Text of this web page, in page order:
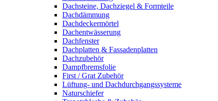
Dachsteine, Dachziegel & Formteile
Dachdämmung
Dachdeckermörtel
Dachentwässerung
Dachfenster
Dachplatten & Fassadenplatten
Dachzubehör
Dampfbremsfolie
First / Grat Zubehör
Lüftung- und Dachdurchgangssysteme
Naturschiefer